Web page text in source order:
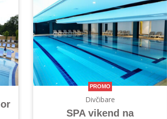
PROMO
Divčibare
SPA vikend na